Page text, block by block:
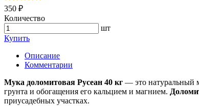
350 ₽
Количество
шт
Купить
Описание
Комментарии
Мука доломитовая Русеан 40 кг — это натуральный
грунта и обогащения его кальцием и магнием.
приусадебных участках.